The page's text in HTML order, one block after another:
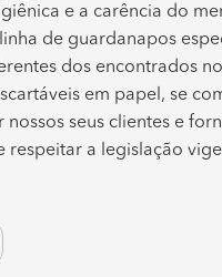
e a carência do
de guardanapos
dos encontrados
em papel, se
seus clientes e
a legislação